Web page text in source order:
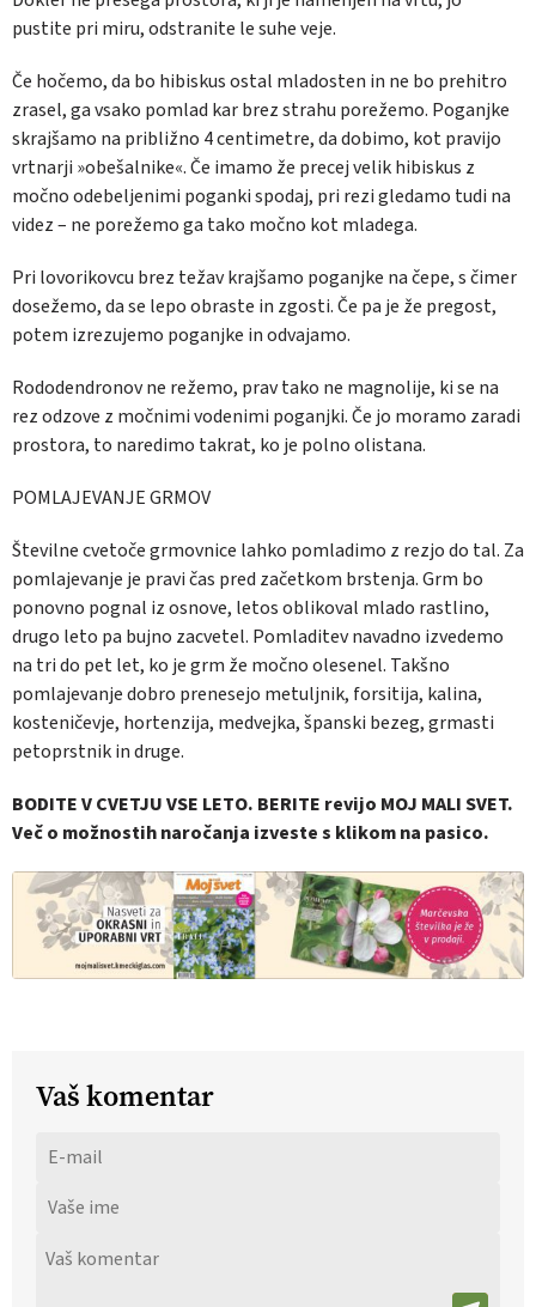
pustite pri miru, odstranite le suhe veje.
Če hočemo, da bo hibiskus ostal mladosten in ne bo prehitro
zrasel, ga vsako pomlad kar brez strahu porežemo. Poganjke
skrajšamo na približno 4 centimetre, da dobimo, kot pravijo
vrtnarji »obešalnike«. Če imamo že precej velik hibiskus z
močno odebeljenimi poganki spodaj, pri rezi gledamo tudi na
videz – ne porežemo ga tako močno kot mladega.
Pri lovorikovcu brez težav krajšamo poganjke na čepe, s čimer
dosežemo, da se lepo obraste in zgosti. Če pa je že pregost,
potem izrezujemo poganjke in odvajamo.
Rododendronov ne režemo, prav tako ne magnolije, ki se na
rez odzove z močnimi vodenimi poganjki. Če jo moramo zaradi
prostora, to naredimo takrat, ko je polno olistana.
POMLAJEVANJE GRMOV
Številne cvetoče grmovnice lahko pomladimo z rezjo do tal. Za
pomlajevanje je pravi čas pred začetkom brstenja. Grm bo
ponovno pognal iz osnove, letos oblikoval mlado rastlino,
drugo leto pa bujno zacvetel. Pomladitev navadno izvedemo
na tri do pet let, ko je grm že močno olesenel. Takšno
pomlajevanje dobro prenesejo metuljnik, forsitija, kalina,
kosteničevje, hortenzija, medvejka, španski bezeg, grmasti
petoprstnik in druge.
BODITE V CVETJU VSE LETO. BERITE revijo MOJ MALI SVET.
Več o možnostih naročanja izveste s klikom na pasico.
Vaš komentar